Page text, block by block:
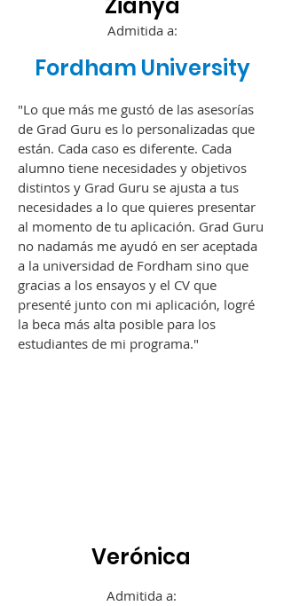
Admitida a:
Fordham University
"Lo que más me gustó de las asesorías
de Grad Guru es lo personalizadas que
están. Cada caso es diferente. Cada
alumno tiene necesidades y objetivos
distintos y Grad Guru se ajusta a tus
necesidades a lo que quieres presentar
al momento de tu aplicación. Grad Guru
no nadamás me ayudó en ser aceptada
a la universidad de Fordham sino que
gracias a los ensayos y el CV que
presenté junto con mi aplicación, logré
la beca más alta posible para los
estudiantes de mi programa."
Verónica
Admitida a: